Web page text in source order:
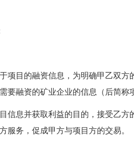
项目的融资信息，为明确甲乙双
要融资的矿业企业的信息（后简称
信息并获取利益的目的，接受乙方
服务，促成甲方与项目方的交易。